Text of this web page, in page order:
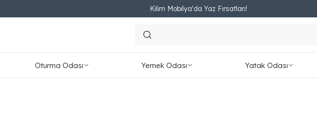
Kilim Mobilya'da Yaz Fırsatları!
Oturma Odası Yemek Odası Yatak Odası